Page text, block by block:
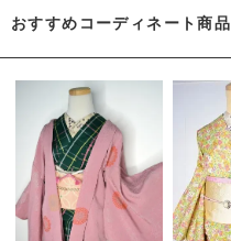
おすすめコーディネート商品